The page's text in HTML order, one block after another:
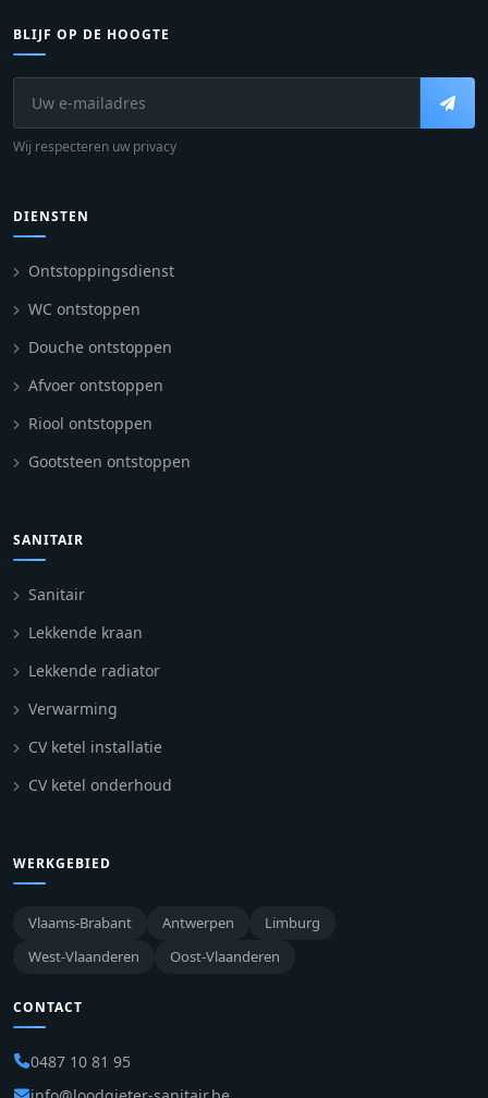
BLIJF OP DE HOOGTE
Wij respecteren uw privacy
DIENSTEN
Ontstoppingsdienst
WC ontstoppen
Douche ontstoppen
Afvoer ontstoppen
Riool ontstoppen
Gootsteen ontstoppen
SANITAIR
Sanitair
Lekkende kraan
Lekkende radiator
Verwarming
CV ketel installatie
CV ketel onderhoud
WERKGEBIED
Vlaams-Brabant Antwerpen
Limburg
West-Vlaanderen
Oost-Vlaanderen
CONTACT
0487 10 81 95